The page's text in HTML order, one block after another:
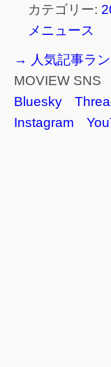
カテゴリー:
メニュース
→ 人気記事ラ
MOVIEW SNS
Bluesky
Instagram